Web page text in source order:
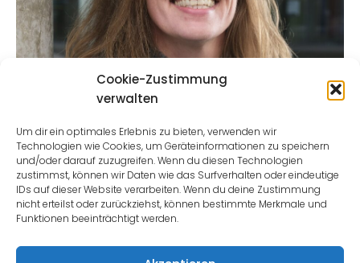
Cookie-Zustimmung
verwalten
Um dir ein optimales Erlebnis zu bieten, verwenden wir
Technologien wie Cookies, um Geräteinformationen zu speichern
und/oder darauf zuzugreifen. Wenn du diesen Technologien
zustimmst, können wir Daten wie das Surfverhalten oder eindeutige
IDs auf dieser Website verarbeiten. Wenn du deine Zustimmung
nicht erteilst oder zurückziehst, können bestimmte Merkmale und
Funktionen beeinträchtigt werden.
Bettina Winkelbach
Stufenleitung Erprobungsstufe
Read more